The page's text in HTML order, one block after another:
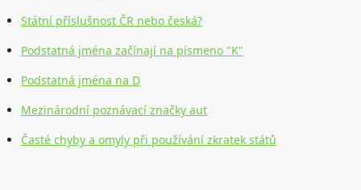
Státní příslušnost ČR nebo česká?
Podstatná jména začínají na písmeno "K"
Podstatná jména na D
Mezinárodní poznávací značky aut
Časté chyby a omyly při používání zkratek států